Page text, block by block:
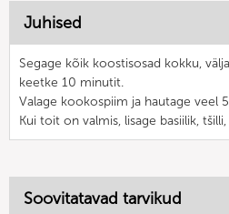
Juhised
Segage kõik koostisosad kokku,
keetke 10 minutit.
Valage kookospiim ja hautage veel
Kui toit on valmis, lisage basiilik,
Soovitatavad tarvikud